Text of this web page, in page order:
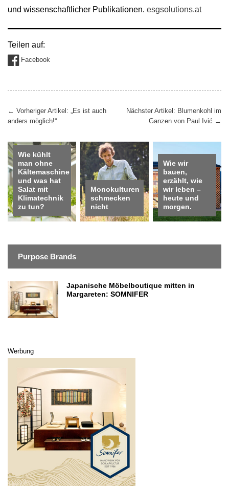
und wissenschaftlicher Publikationen. esgsolutions.at
Teilen auf:
Facebook
← Vorheriger Artikel: „Es ist auch
anders möglich!“
Nächster Artikel: Blumenkohl im
Ganzen von Paul Ivić →
Wie kühlt
man ohne
Kältemaschine
und was hat
Salat mit
Klimatechnik
zu tun?
Monokulturen
schmecken
nicht
Wie wir
bauen,
erzählt, wie
wir leben –
heute und
morgen.
Purpose Brands
Japanische Möbelboutique mitten in
Margareten: SOMNIFER
Werbung